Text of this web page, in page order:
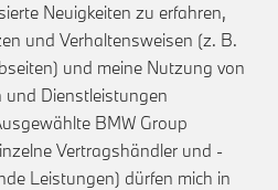
Neuigkeiten zu erfahren,
und Verhaltensweisen (z. B.
und meine Nutzung von
und Dienstleistungen
BMW Group
Vertragshändler und -
Leistungen) dürfen mich in